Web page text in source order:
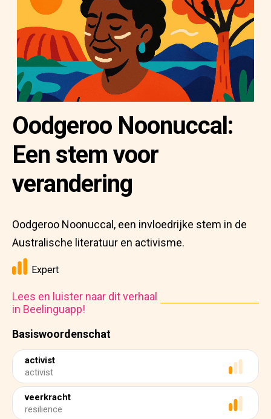
Basiswoordenschat
activist
activist
veerkracht
resilience
Oodgeroo Noonuccal:
Een stem voor
verandering
Oodgeroo Noonuccal, een invloedrijke stem in de
Australische literatuur en activisme.
Expert
Lees en luister naar dit verhaal
in Beelinguapp!